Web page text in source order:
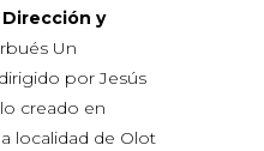
Dirección y
Un
por Jesús
creado en
localidad de Olot